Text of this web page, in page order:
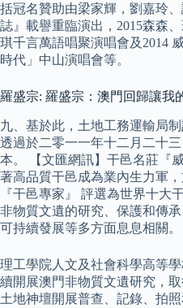
括冠名贊助由梁家輝，劉嘉玲
誌』載譽重臨演出，2015森森
琪千言萬語唱聚演唱會及2014
時代」中山演唱會等。
羅盛宗: 羅盛宗：澳門回歸讓我
九、基於此，土地工務運輸局
透過於二零一一年十二月二十
本。 【文匯網訊】干邑名莊『
著高品質干邑成為業內生力軍
『干邑專家』 評選為世界十大
非物質文遺的研究、保護和傳
可持續發展等多方面息息相關。
理工學院人文及社會科學高等
續開展澳門非物質文遺研究，
土地神壇開展普查、記錄、拍